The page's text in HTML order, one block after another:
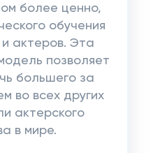
более ценно,
обучения
актеров. Эта
позволяет
большего за
во всех других
актерского
в мире.